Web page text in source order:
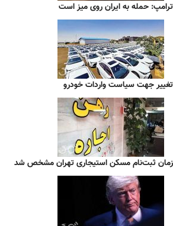
ترامپ: حمله به ایران روی میز است
تغییر جهت سیاست واردات خودرو
زمان ثبت‌نام مسکن استیجاری تهران مشخص شد